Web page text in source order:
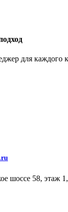
для каждого
шоссе 58, этаж